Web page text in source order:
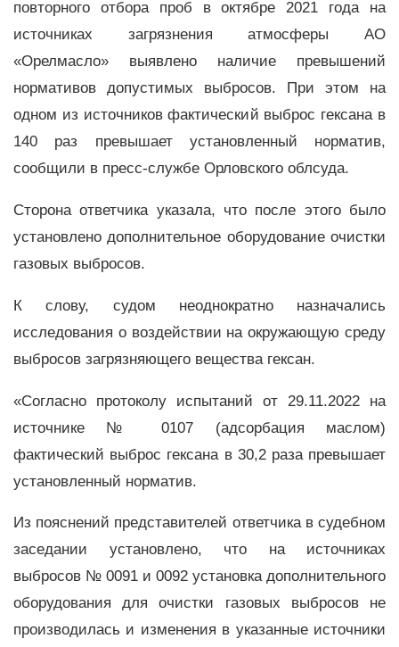
повторного отбора проб в октябре 2021 года на
источниках загрязнения атмосферы АО
«Орелмасло» выявлено наличие превышений
нормативов допустимых выбросов. При этом на
одном из источников фактический выброс гексана в
140 раз превышает установленный норматив,
сообщили в пресс-службе Орловского облсуда.
Сторона ответчика указала, что после этого было
установлено дополнительное оборудование очистки
газовых выбросов.
К слову, судом неоднократно назначались
исследования о воздействии на окружающую среду
выбросов загрязняющего вещества гексан.
«Согласно протоколу испытаний от 29.11.2022 на
источнике № 0107 (адсорбация маслом)
фактический выброс гексана в 30,2 раза превышает
установленный норматив.
Из пояснений представителей ответчика в судебном
заседании установлено, что на источниках
выбросов № 0091 и 0092 установка дополнительного
оборудования для очистки газовых выбросов не
производилась и изменения в указанные источники